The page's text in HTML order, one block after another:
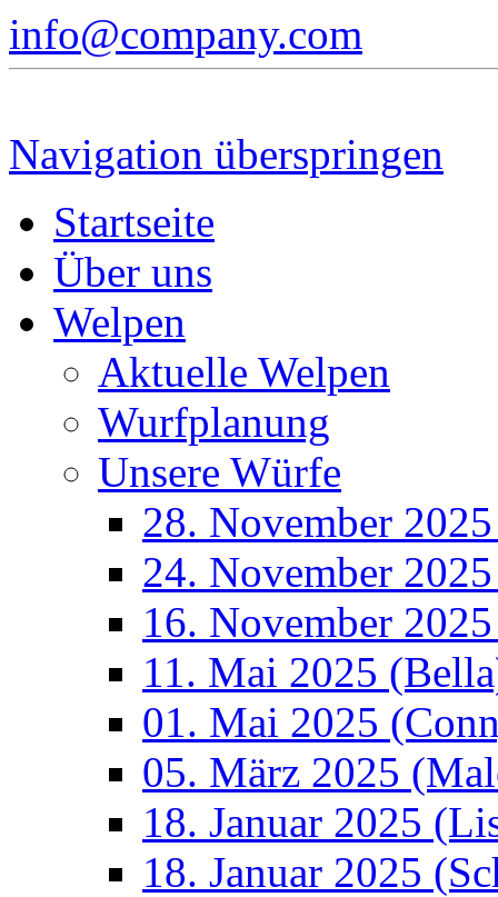
info@company.com
Navigation überspringen
Startseite
Über uns
Welpen
Aktuelle Welpen
Wurfplanung
Unsere Würfe
28. November
24. November
16. November
11. Mai 2025
01. Mai 2025
05. März 2025
18. Januar 2025
18. Januar 2025